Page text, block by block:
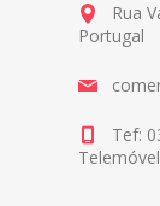
Rua
Portugal
Tef: